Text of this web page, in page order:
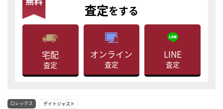
査定をする
宅配
査定
オンライン
査定
LINE
査定
ロレックス デイトジャスト